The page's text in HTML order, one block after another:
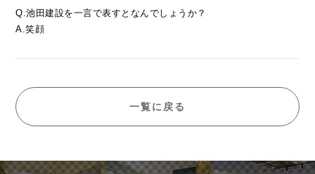
Q.池田建設を一言で表すとなんでしょうか？
A.笑顔
一覧に戻る